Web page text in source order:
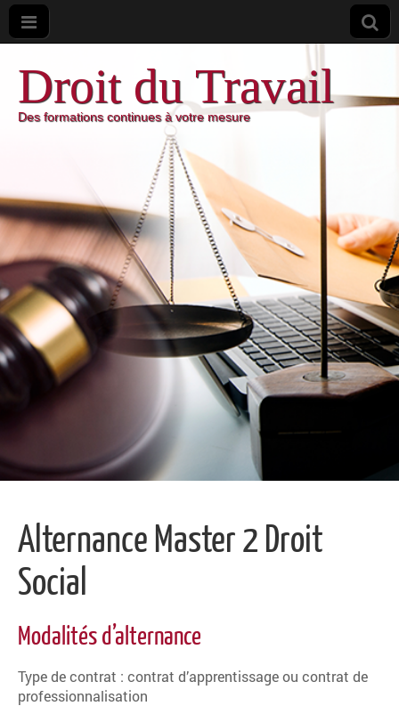
Droit du Travail
Des formations continues à votre mesure
Alternance Master 2 Droit
Social
Modalités d’alternance
Type de contrat : contrat d’apprentissage ou contrat de
professionnalisation